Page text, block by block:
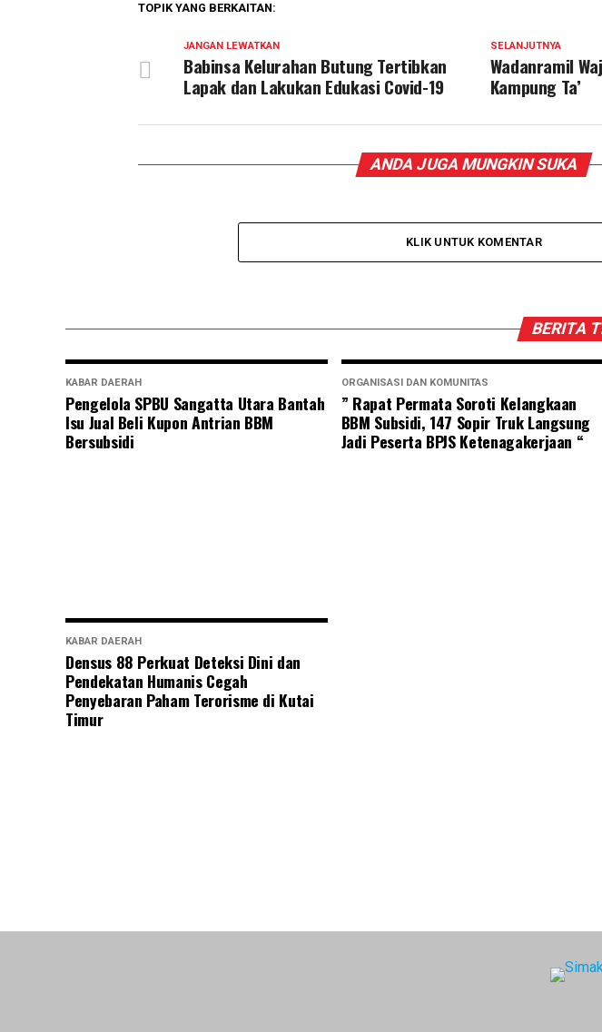
TOPIK YANG BERKAITAN:
SELANJUTNYA
Wadanramil
Kampung Ta’
JANGAN LEWATKAN
Babinsa Kelurahan Butung Tertibkan
Lapak dan Lakukan Edukasi Covid-19
ANDA JUGA MUNGKIN SUKA
KLIK UNTUK KOMENTAR
BERITA
KABAR DAERAH
Pengelola SPBU Sangatta Utara Bantah
Isu Jual Beli Kupon Antrian BBM
Bersubsidi
ORGANISASI DAN KOMUNITAS
” Rapat Permata Soroti Kelangkaan
BBM Subsidi, 147 Sopir Truk Langsung
Jadi Peserta BPJS Ketenagakerjaan “
KABAR DAERAH
Densus 88 Perkuat Deteksi Dini dan
Pendekatan Humanis Cegah
Penyebaran Paham Terorisme di Kutai
Timur